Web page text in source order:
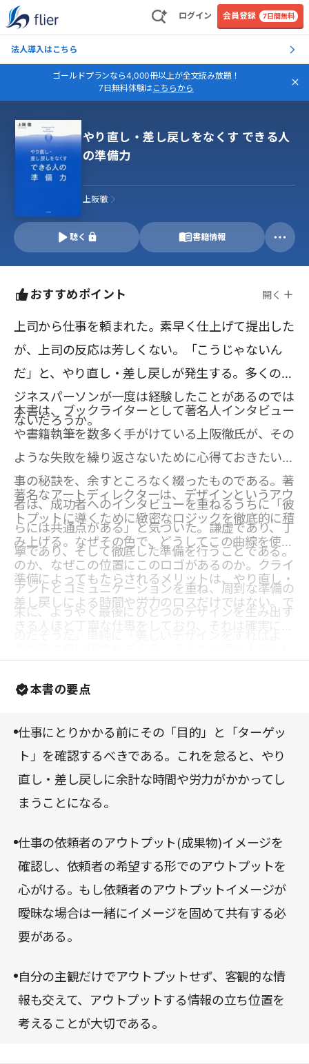
ログイン 会員登録 7日間無料
法人導入はこちら
ゴールドプランなら4,000冊以上が全文読み放題！
7日無料体験はこちらから
やり直し・差し戻しをなくす できる人
の準備力
上阪徹
聴く 書籍情報
おすすめポイント 開く
上司から仕事を頼まれた。素早く仕上げて提出した
が、上司の反応は芳しくない。「こうじゃないん
だ」と、やり直し・差し戻しが発生する。多くのビ
ジネスパーソンが一度は経験したことがあるのでは
ないだろうか。
本書は、ブックライターとして著名人インタビュー
や書籍執筆を数多く手がけている上阪徹氏が、その
ような失敗を繰り返さないために心得ておきたい仕
事の秘訣を、余すところなく綴ったものである。著
者は、成功者へのインタビューを重ねるうちに「彼
らには共通点がある」と気づいた。謙虚であり、丁
寧であり、そして徹底した準備を行うことである。
著名なアートディレクターは、デザインというアウ
トプットに導くために緻密なロジックを徹底的に積
み上げる。なぜその色で、どうしてこの曲線を使う
のか、なぜこの位置にこのロゴがあるのか。クライ
アントとコミュニケーションを重ね、周到な準備の
末に、ようやく最後にひとつのデザインを生み出す
い」ということではないのだ、と著者は驚かされた
という。
準備によってもたらされるメリットは、やり直し・
差し戻しによる時間や労力のロスだけではない。で
きる人ほど丁寧な仕事をしており、それは確実に仕
のだ、と著者は説く。「クオリティの高いアウトプ
識が必要なのか、本書でじっくりと学んでいただき
本書の要点
仕事にとりかかる前にその「目的」と「ターゲッ
ト」を確認するべきである。これを怠ると、やり
直し・差し戻しに余計な時間や労力がかかってし
まうことになる。
仕事の依頼者のアウトプット(成果物)イメージを
確認し、依頼者の希望する形でのアウトプットを
心がける。もし依頼者のアウトプットイメージが
曖昧な場合は一緒にイメージを固めて共有する必
要がある。
自分の主観だけでアウトプットせず、客観的な情
報も交えて、アウトプットする情報の立ち位置を
考えることが大切である。